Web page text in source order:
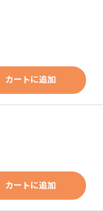
カートに追加
カートに追加